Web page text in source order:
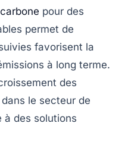
pour des
permet de
favorisent la
à long terme.
des
le secteur de
à des solutions